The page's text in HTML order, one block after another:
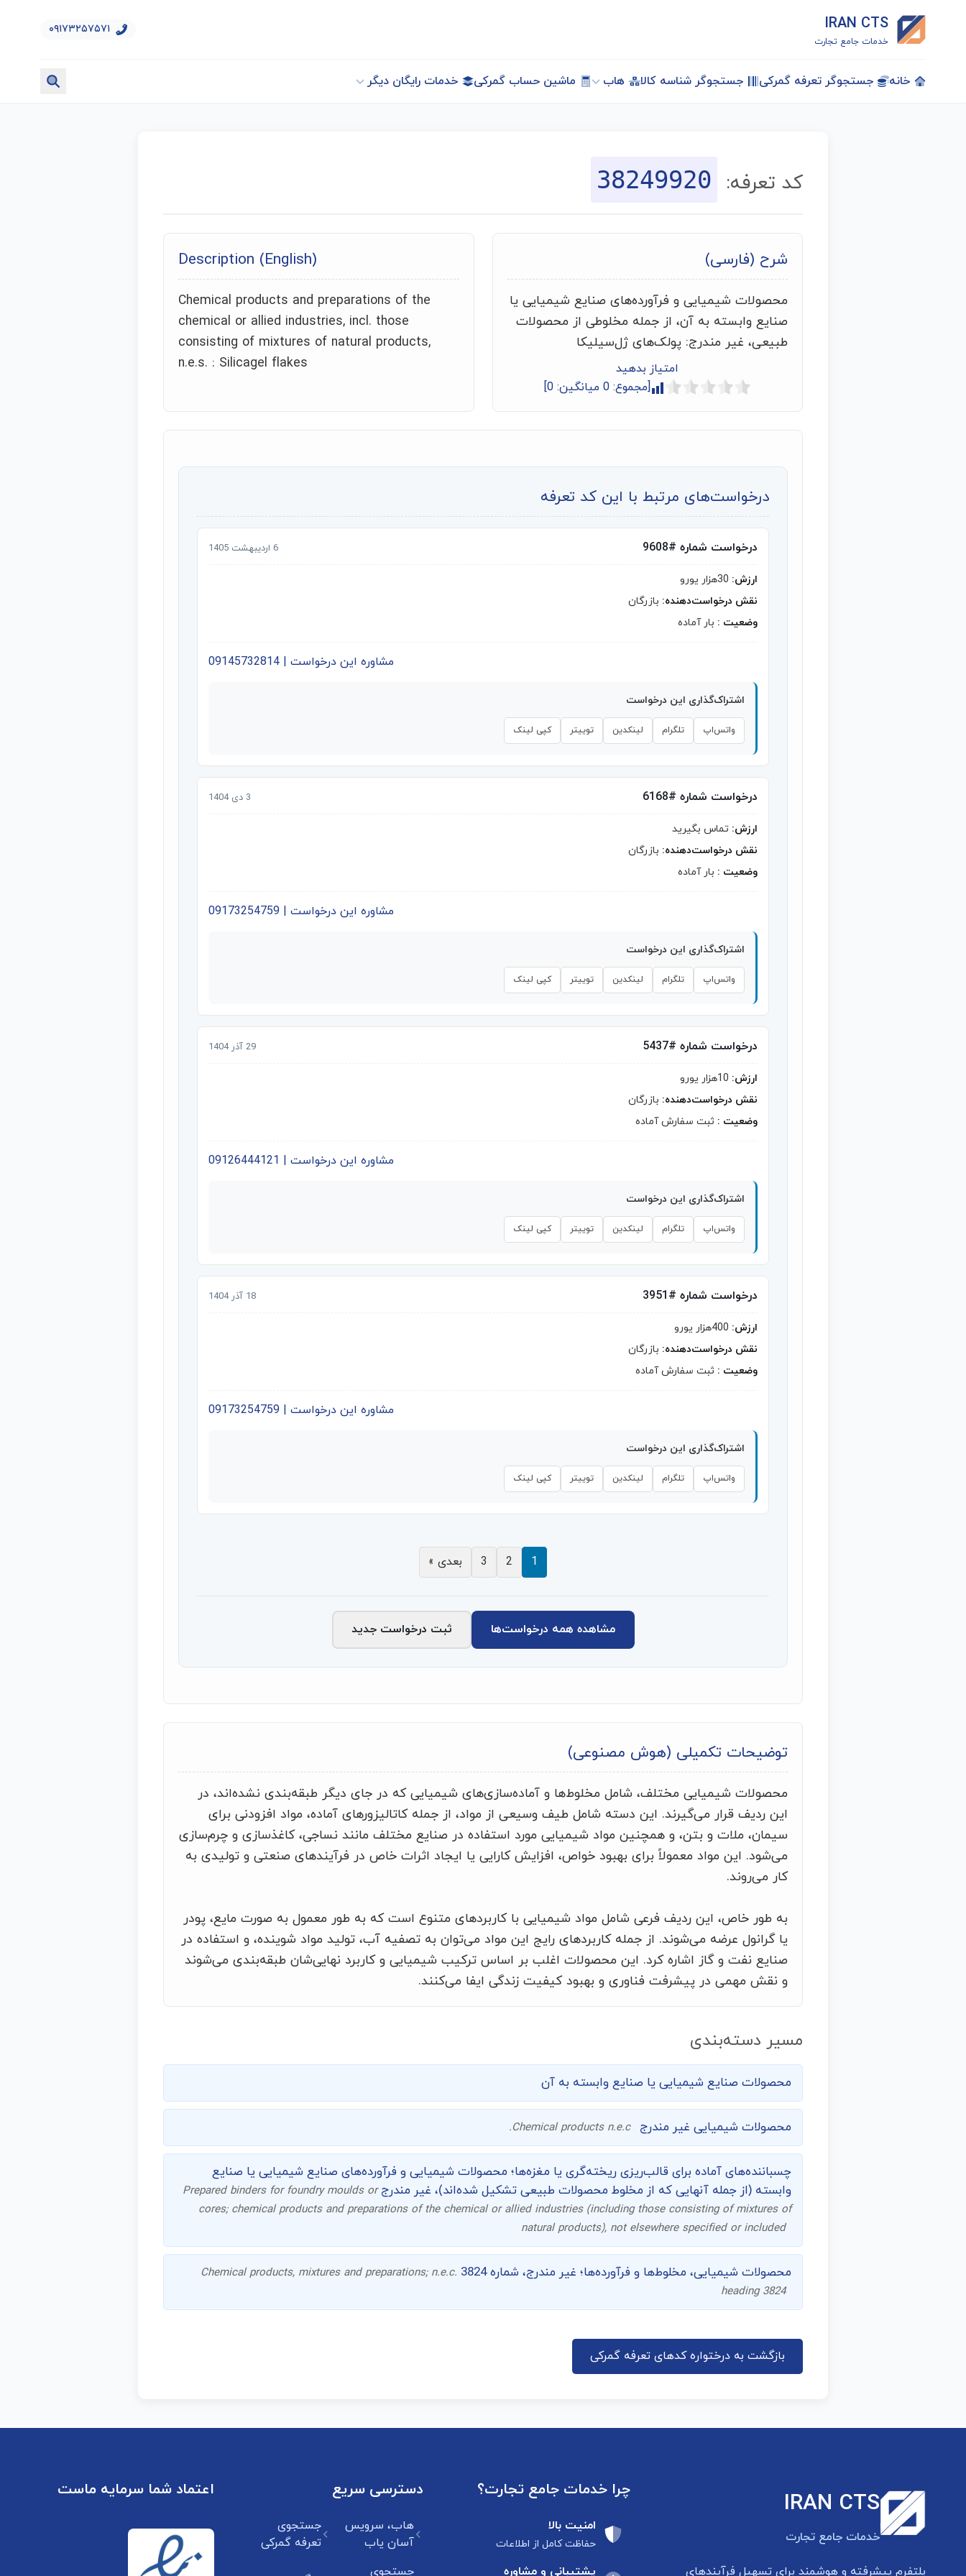
IRAN CTS
خدمات جامع تجارت
۰۹۱۷۳۲۵۷۵۷۱
خانه جستجوگر تعرفه گمرکی جستجوگر شناسه کالا هاب ماشین حساب گمرکی خدمات رایگان دیگر
کد تعرفه: 38249920
شرح (فارسی)
محصولات شیمیایی و فرآورده‌های صنایع شیمیایی یا
صنایع وابسته به آن، از جمله مخلوطی از محصولات
طبیعی، غیر مندرج: پولک‌های ژل‌سیلیکا
امتیاز بدهید
[مجموع:0 میانگین:0
]
Description (English)
Chemical products and preparations of the
chemical or allied industries, incl. those
consisting of mixtures of natural products,
n.e.s. : Silicagel flakes
درخواست‌های مرتبط با این کد تعرفه
درخواست شماره #9608 6 اردیبهشت 1405
ارزش:
نقش درخواست‌دهنده: بازرگان
وضعیت : بار آماده
مشاوره این درخواست | 09145732814
اشتراک‌گذاری این درخواست
واتس‌اپ تلگرام لینکدین توییتر کپی لینک
درخواست شماره #6168 3 دی 1404
ارزش: تماس بگیرید
نقش درخواست‌دهنده: بازرگان
وضعیت : بار آماده
مشاوره این درخواست | 09173254759
اشتراک‌گذاری این درخواست
واتس‌اپ تلگرام لینکدین توییتر کپی لینک
درخواست شماره #5437 29 آذر 1404
ارزش:
نقش درخواست‌دهنده: بازرگان
وضعیت : ثبت سفارش آماده
مشاوره این درخواست | 09126444121
اشتراک‌گذاری این درخواست
واتس‌اپ تلگرام لینکدین توییتر کپی لینک
درخواست شماره #3951 18 آذر 1404
ارزش:
نقش درخواست‌دهنده: بازرگان
وضعیت : ثبت سفارش آماده
مشاوره این درخواست | 09173254759
اشتراک‌گذاری این درخواست
واتس‌اپ تلگرام لینکدین توییتر کپی لینک
1
2
3 بعدی »
مشاهده همه درخواست‌ها ثبت درخواست جدید
توضیحات تکمیلی (هوش مصنوعی)
محصولات شیمیایی مختلف، شامل مخلوط‌ها و آماده‌سازی‌های شیمیایی که در جای دیگر طبقه‌بندی نشده‌اند، در
این ردیف قرار می‌گیرند. این دسته شامل طیف وسیعی از مواد، از جمله کاتالیزورهای آماده، مواد افزودنی برای
سیمان، ملات و بتن، و همچنین مواد شیمیایی مورد استفاده در صنایع مختلف مانند نساجی، کاغذسازی و چرم‌سازی
می‌شود. این مواد معمولاً برای بهبود خواص، افزایش کارایی یا ایجاد اثرات خاص در فرآیندهای صنعتی و تولیدی به
کار می‌روند.
به طور خاص، این ردیف فرعی شامل مواد شیمیایی با کاربردهای متنوع است که به طور معمول به صورت مایع، پودر
یا گرانول عرضه می‌شوند. از جمله کاربردهای رایج این مواد می‌توان به تصفیه آب، تولید مواد شوینده، و استفاده در
صنایع نفت و گاز اشاره کرد. این محصولات اغلب بر اساس ترکیب شیمیایی و کاربرد نهایی‌شان طبقه‌بندی می‌شوند
و نقش مهمی در پیشرفت فناوری و بهبود کیفیت زندگی ایفا می‌کنند.
مسیر دسته‌بندی
محصولات صنایع شیمیایی یا صنایع وابسته به آن
محصولات شیمیایی غیر مندرج Chemical products n.e.c.
چسباننده‌های آماده برای قالب‌ریزی ریخته‌گری یا مغزه‌ها؛ محصولات شیمیایی و فرآورده‌های صنایع شیمیایی یا صنایع
وابسته (از جمله آنهایی که از مخلوط محصولات طبیعی تشکیل شده‌اند)، غیر مندرجPrepared binders for foundry moulds or
cores; chemical products and preparations of the chemical or allied industries (including those consisting of mixtures of
natural products), not elsewhere specified or included
محصولات شیمیایی، مخلوط‌ها و فرآورده‌ها؛ غیر مندرج، شماره 3824
Chemical products, mixtures and preparations; n.e.c.
heading 3824
بازگشت به درختواره کدهای تعرفه گمرکی
IRAN CTS
خدمات جامع تجارت
پلتفرم پیشرفته و هوشمند برای تسهیل فرآیندهای
چرا خدمات جامع تجارت؟
امنیت بالا
حفاظت کامل از اطلاعات
پشتیبانی و مشاوره
دسترسی سریع
هاب، سرویس
آسان یاب
جستجوی
تعرفه گمرکی
جستجوی
اعتماد شما سرمایه ماست